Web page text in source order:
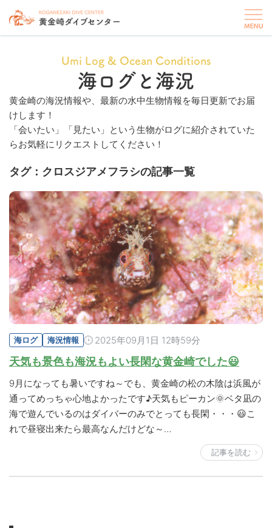
Umi Log & Ocean Conditions
海ログと海況
黄金崎の海況情報や、最新の水中生物情報を毎日更新でお届
けします！
「会いたい」「見たい」という生物がログに紹介されていた
らお気軽にリクエストしてください！
タグ：クロスジアメフラシの記事一覧
海ログ 海況情報 2025年09月1日 12時59分
天気も景色も海況もよい長閑な黄金崎でした😃
9月になっても暑いですね～でも、黄金崎の松の木陰は浜風が
通ってめっちゃ心地よかったです♪天気もピーカン🌞ベタ凪の
海で遊んでいるのはダイバーのみでとっても長閑・・・😃こ
れで昼寝出来たら最高なんだけどな～…
記事を読む